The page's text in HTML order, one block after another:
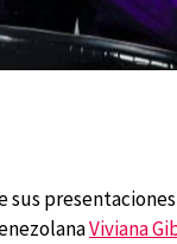
Viviana